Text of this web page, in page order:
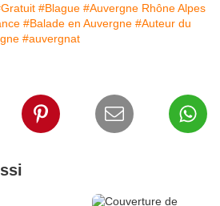
#Blague #Auvergne Rhône Alpes
#Balade en Auvergne #Auteur du
#auvergnat